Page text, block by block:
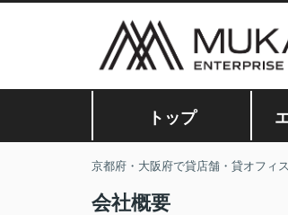
トップ
京都府・大阪府で貸店舗・貸オフィ
会社概要